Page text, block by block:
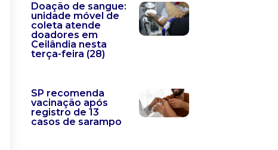
Doação de sangue:
unidade móvel de
coleta atende
doadores em
Ceilândia nesta
terça-feira (28)
SP recomenda
vacinação após
registro de 13
casos de sarampo